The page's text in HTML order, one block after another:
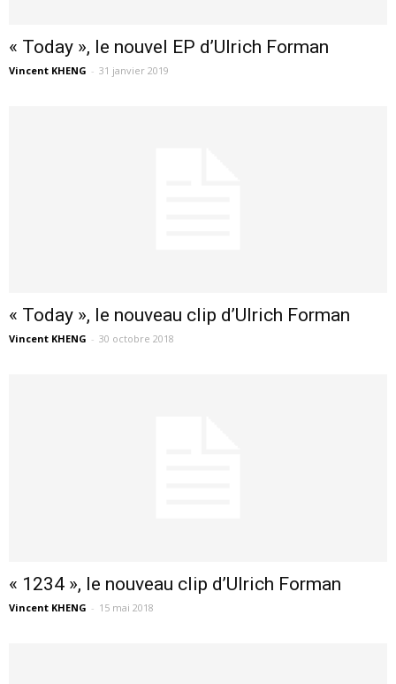
« Today », le nouvel EP d’Ulrich Forman
Vincent KHENG - 31 janvier 2019
« Today », le nouveau clip d’Ulrich Forman
Vincent KHENG - 30 octobre 2018
« 1234 », le nouveau clip d’Ulrich Forman
Vincent KHENG - 15 mai 2018